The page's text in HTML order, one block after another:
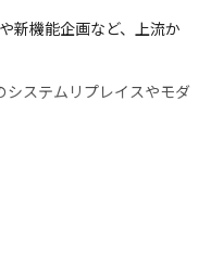
新機能企画など、上流か
システムリプレイスやモダ
ンジニア
ンド／API設計など）の
発を牽引。